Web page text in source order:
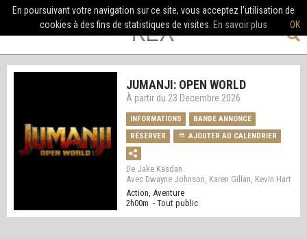
JUMANJI: OPEN WORLD
À partir du 23 Decembre 2026
INFORMATIONS
BANDE ANNONCE
RÉSERVER
AJOUTER AU CALENDRIER
De Jake Kasdan
Avec Dwayne Johnson, Karen Gillan, Kevin Hart
Action, Aventure
2h00m - Tout public
OK
En poursuivant votre navigation sur ce site, vous acceptez l’utilisation de
cookies à des fins de statistiques de visites. En savoir plus